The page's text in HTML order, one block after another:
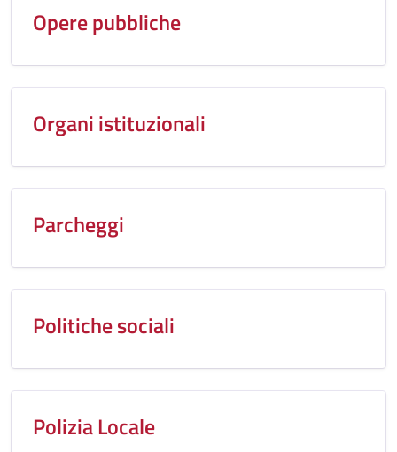
Opere pubbliche
Organi istituzionali
Parcheggi
Politiche sociali
Polizia Locale